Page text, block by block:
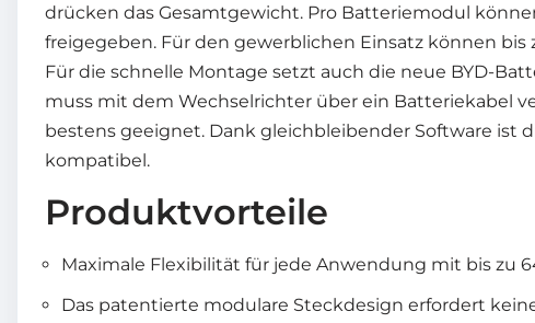
drücken das Gesamtgewicht. Pro Batteriemodul
freigegeben. Für den gewerblichen Einsatz können
Für die schnelle Montage setzt auch die neue BYD-
muss mit dem Wechselrichter über ein Batteriekabel
bestens geeignet. Dank gleichbleibender Software ist
kompatibel.
Produktvorteile
Maximale Flexibilität für jede Anwendung mit bis zu
Das patentierte modulare Steckdesign erfordert